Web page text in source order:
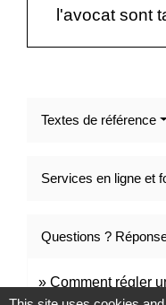
l'avocat sont
Textes de référence
Services en ligne et
Questions ?
Comment régler